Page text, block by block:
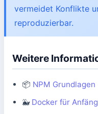
vermeidet Konflikte
reproduzierbar.
Weitere
📦 NPM
🐳 Docker für